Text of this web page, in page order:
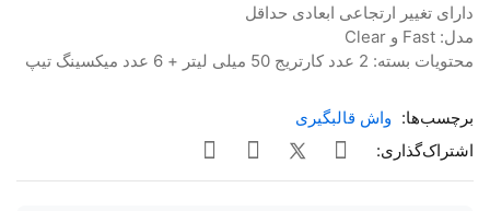
دارای تغییر ارتجاعی ابعادی حداقل
مدل: Fast و Clear
محتویات بسته: 2 عدد کارتریج 50 میلی لیتر + 6 عدد میکسینگ تیپ
برچسب‌ها: واش قالبگیری
اشتراک‌گذاری: